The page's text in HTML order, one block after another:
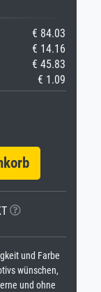
€ 84.03
€ 14.16
€ 45.83
€ 1.09
und Farbe
wünschen,
und ohne